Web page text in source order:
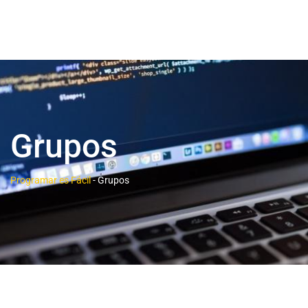
Grupos
Programar es Fácil-Grupos